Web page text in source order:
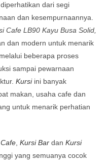
dari segi
dan kesempurnaannya.
Cafe LB90 Kayu Busa Solid,
dan modern untuk menarik
beberapa proses
sampai pewarnaan
Kursiini banyak
makan, usaha cafe dan
untuk menarik perhatian
,Kursi Bar danKursi
yang semuanya cocok